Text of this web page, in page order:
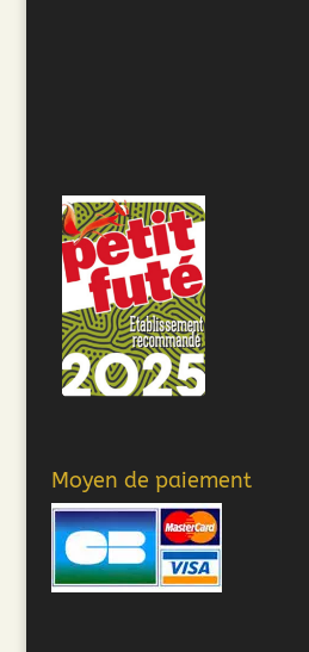
Moyen de paiement